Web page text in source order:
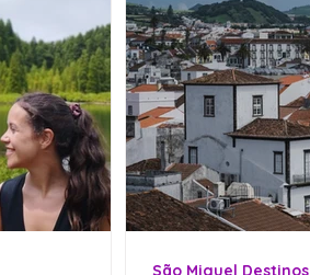
São Miguel Destinos